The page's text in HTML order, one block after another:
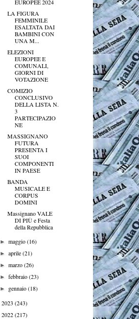
EUROPEE 2024
LA FIGURA
FEMMINILE
ESALTATA DAI
BAMBINI CON
UNA M...
ELEZIONI
EUROPEE E
COMUNALI,
GIORNI DI
VOTAZIONE
COMIZIO
CONCLUSIVO
DELLA LISTA N.
3
PARTECIPAZIO
NE
MASSIGNANO
FUTURA
PRESENTA I
SUOI
COMPONENTI
IN PAESE
BANDA
MUSICALE E
CORPUS
DOMINI
Massignano VALE
DI PIÙ e Festa
della Repubblica
►maggio(16)
►aprile(21)
►marzo(26)
►febbraio(23)
► gennaio(18)
2023 (243)
2022(217)